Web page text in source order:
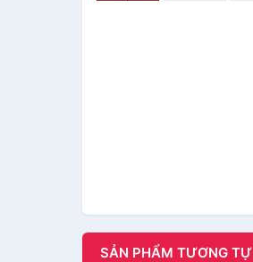
SẢN PHẨM TƯƠNG TỰ